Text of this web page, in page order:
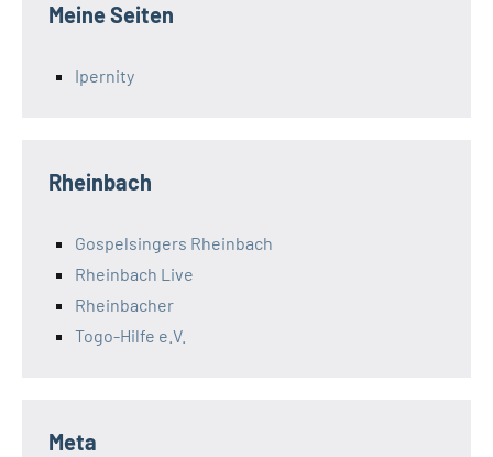
Meine Seiten
Ipernity
Rheinbach
Gospelsingers Rheinbach
Rheinbach Live
Rheinbacher
Togo-Hilfe e.V.
Meta